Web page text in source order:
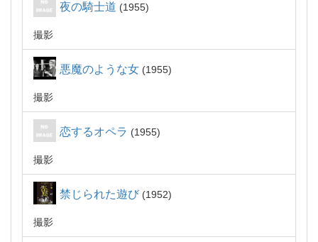
夜の騎士道 1955
撮影
悪魔のような女 1955
撮影
恋するオペラ 1955
撮影
禁じられた遊び 1952
撮影